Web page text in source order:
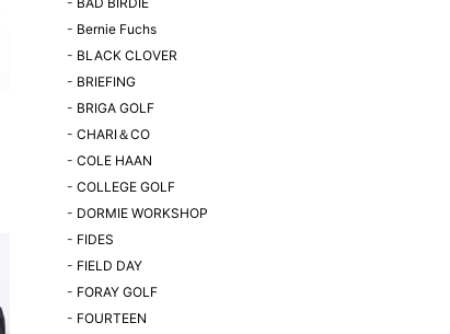
- Bernie Fuchs
- BLACK CLOVER
- BRIEFING
- BRIGA GOLF
- CHARI＆CO
- COLE HAAN
- COLLEGE GOLF
- DORMIE WORKSHOP
- FIDES
- FIELD DAY
- FORAY GOLF
- FOURTEEN